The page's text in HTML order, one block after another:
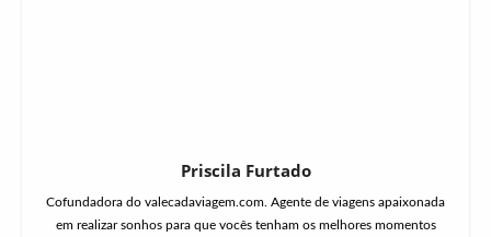
Priscila Furtado
Cofundadora do valecadaviagem.com. Agente de viagens apaixonada
em realizar sonhos para que vocês tenham os melhores momentos